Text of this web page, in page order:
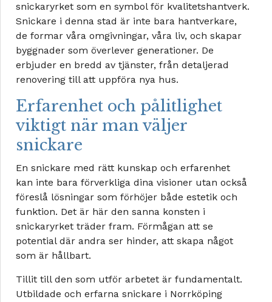
snickaryrket som en symbol för kvalitetshantverk.
Snickare i denna stad är inte bara hantverkare,
de formar våra omgivningar, våra liv, och skapar
byggnader som överlever generationer. De
erbjuder en bredd av tjänster, från detaljerad
renovering till att uppföra nya hus.
Erfarenhet och pålitlighet
viktigt när man väljer
snickare
En snickare med rätt kunskap och erfarenhet
kan inte bara förverkliga dina visioner utan också
föreslå lösningar som förhöjer både estetik och
funktion. Det är här den sanna konsten i
snickaryrket träder fram. Förmågan att se
potential där andra ser hinder, att skapa något
som är hållbart.
Tillit till den som utför arbetet är fundamentalt.
Utbildade och erfarna snickare i Norrköping